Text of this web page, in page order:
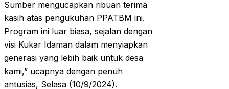
Sumber mengucapkan ribuan terima
kasih atas pengukuhan PPATBM ini.
Program ini luar biasa, sejalan dengan
visi Kukar Idaman dalam menyiapkan
generasi yang lebih baik untuk desa
kami,” ucapnya dengan penuh
antusias, Selasa (10/9/2024).